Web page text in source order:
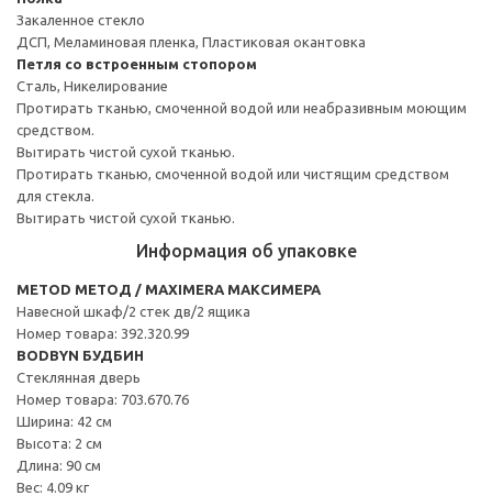
Закаленное стекло
ДСП, Меламиновая пленка, Пластиковая окантовка
Петля со встроенным стопором
Сталь, Никелирование
Протирать тканью, смоченной водой или неабразивным моющим
средством.
Вытирать чистой сухой тканью.
Протирать тканью, смоченной водой или чистящим средством
для стекла.
Вытирать чистой сухой тканью.
Информация об упаковке
METOD МЕТОД / MAXIMERA МАКСИМЕРА
Навесной шкаф/2 стек дв/2 ящика
Номер товара: 392.320.99
BODBYN БУДБИН
Стеклянная дверь
Номер товара: 703.670.76
Ширина: 42 см
Высота: 2 см
Длина: 90 см
Вес: 4.09 кг